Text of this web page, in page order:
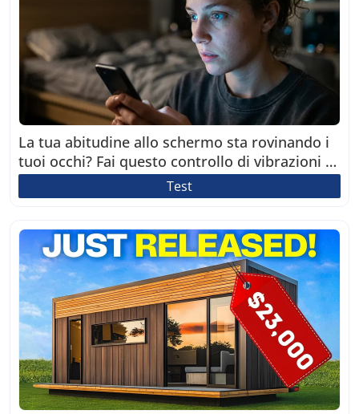
La tua abitudine allo schermo sta rovinando i
tuoi occhi? Fai questo controllo di vibrazioni di
2 minuti
Test